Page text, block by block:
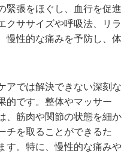
緊張をほぐし、血行を促進
クササイズや呼吸法、リラ
慢性的な痛みを予防し、体
アでは解決できない深刻な
的です。整体やマッサー
、筋肉や関節の状態を細か
チを取ることができるた
す。特に、慢性的な痛みや